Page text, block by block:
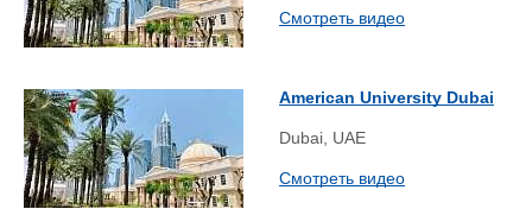
Смотреть видео
American University Dubai
Dubai, UAE
Смотреть видео